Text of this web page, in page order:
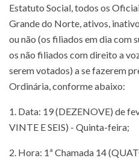
Estatuto Social, todos os
Grande do Norte, ativos,
ou não (os filiados em dia com
os não filiados com direito a
serem votados) a se fazerem
Ordinária, conforme abaixo:
1. Data: 19 (DEZENOVE) de
VINTE E SEIS) - Quinta-feira;
2. Hora: 1ª Chamada 14